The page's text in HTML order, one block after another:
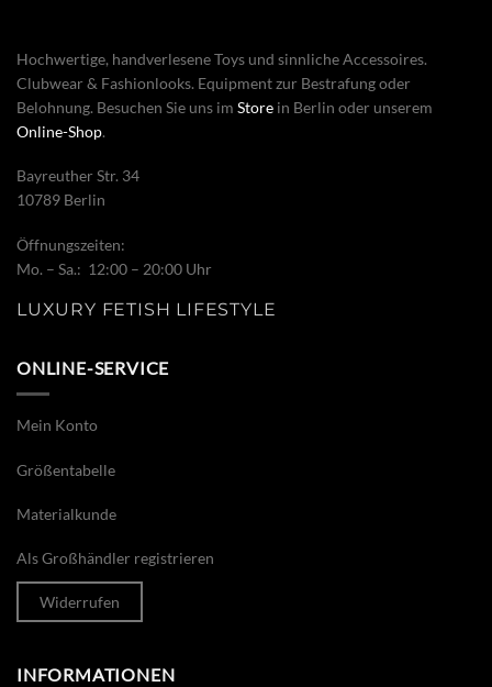
Hochwertige, handverlesene Toys und sinnliche Accessoires.
Clubwear & Fashionlooks. Equipment zur Bestrafung oder
Belohnung. Besuchen Sie uns im Store in Berlin oder unserem
Online-Shop.
Bayreuther Str. 34
10789 Berlin
Öffnungszeiten:
Mo. – Sa.: 12:00 – 20:00 Uhr
LUXURY FETISH LIFESTYLE
ONLINE-SERVICE
Mein Konto
Größentabelle
Materialkunde
Als Großhändler registrieren
Widerrufen
INFORMATIONEN